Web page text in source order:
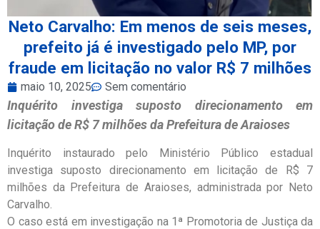
Neto Carvalho: Em menos de seis meses,
prefeito já é investigado pelo MP, por
fraude em licitação no valor R$ 7 milhões
maio 10, 2025 Sem comentário
Inquérito investiga suposto direcionamento em
licitação de R$ 7 milhões da Prefeitura de Araioses
Inquérito instaurado pelo Ministério Público estadual
investiga suposto direcionamento em licitação de R$ 7
milhões da Prefeitura de Araioses, administrada por Neto
Carvalho.
O caso está em investigação na 1ª Promotoria de Justiça da